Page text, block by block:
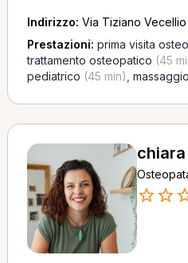
Indirizzo: Via Tiziano
Prestazioni: prima visita
trattamento osteopatico (45
pediatrico (45 min)